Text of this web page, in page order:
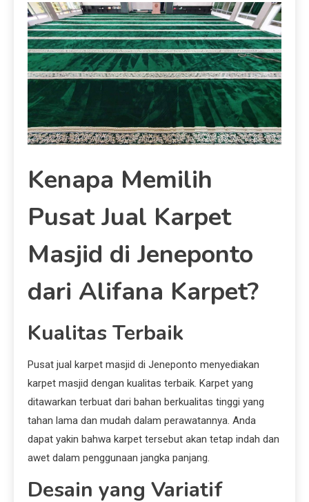
Kenapa Memilih
Pusat Jual Karpet
Masjid di Jeneponto
dari Alifana Karpet?
Kualitas Terbaik
Pusat jual karpet masjid di Jeneponto menyediakan
karpet masjid dengan kualitas terbaik. Karpet yang
ditawarkan terbuat dari bahan berkualitas tinggi yang
tahan lama dan mudah dalam perawatannya. Anda
dapat yakin bahwa karpet tersebut akan tetap indah dan
awet dalam penggunaan jangka panjang.
Desain yang Variatif